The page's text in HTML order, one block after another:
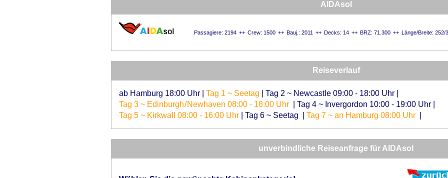
AIDAsol
Passagiere: 2194 Crew: 1500 Bauj.: 2011 Decks: 14 BRZ: 71.300 Länge/Breite: 252/
Reiseverlauf
ab Hamburg 18:00 Uhr Tag 1 ~ Seetag Tag 2 ~ Newcastle 09:00 - 18:00 Uhr
Tag 3 ~ Edinburgh / Newhaven 08:00 - 18:00 Uhr
Tag 4 ~ Invergordon 10:00 - 19:00 Uhr
Tag 5 ~ Kirkwall 08:00 - 16:00 Uhr
Tag 6 ~ Seetag Tag 7 ~ an Hamburg 08:00 Uhr
unverbindliche Reiseanfrage für AIDAsol